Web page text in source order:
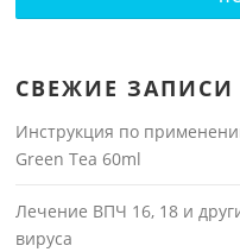
СВЕЖИЕ ЗАПИСИ
Инструкция по
Green Tea 60ml
Лечение ВПЧ 16, 18 и
вируса